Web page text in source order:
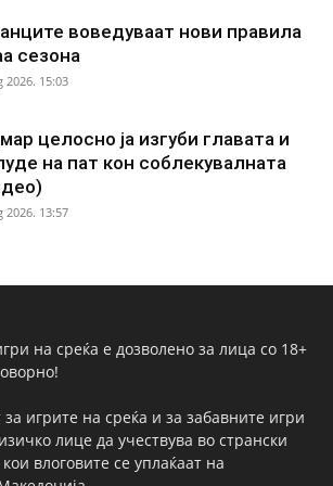
воведуваат нови правила
сезона
2026. 15:03
целосно ја изгуби главата и
на пат кон соблекувалната
2026. 13:57
на среќа е дозволено за лица со 18+
за игрите на среќа и за забавните игри
лице да учествува во странски
влоговите се уплаќаат на